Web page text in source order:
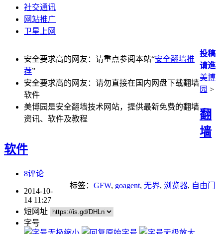
社交通讯
网站推广
卫星上网
安全要求高的网友：请重点参阅本站“安全翻墙推
荐”
安全要求高的网友：请勿直接在国内网盘下载翻墙
软件
美博园是安全翻墙技术网站，提供最新免费的翻墙
资讯、软件及教程
投稿
请進
美博
园 >
翻
墙
软件
8评论
标签： GFW, goagent, 无界, 浏览器, 自由门
2014-10-
14 11:27
短网址
字号